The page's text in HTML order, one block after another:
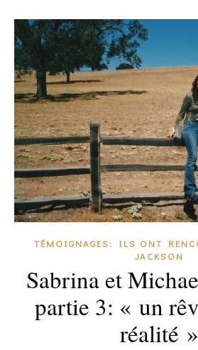
TÉMOIGNAGES: ILS ONT
JACKSON
Sabrina et
partie 3: « un
réalité »